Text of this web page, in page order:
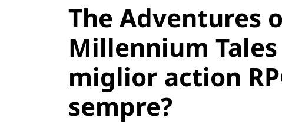
The Adventures
Millennium
miglior action
sempre?